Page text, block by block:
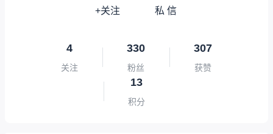
+关注 私 信
4
关注
330
粉丝
307
获赞
13
积分